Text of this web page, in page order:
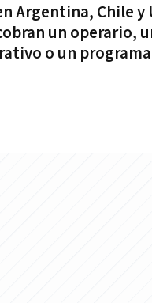
Argentina, Chile y
un operario,
o un